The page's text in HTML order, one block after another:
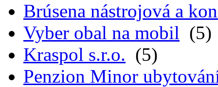
Brúsena nástrojová a
Vyber obal na mobil (5)
Kraspol s.r.o. (5)
Penzion Minor